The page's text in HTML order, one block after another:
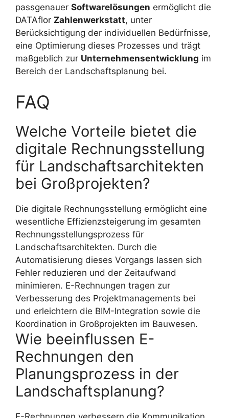
passgenauer Softwarelösungen ermöglicht die
DATAflor Zahlenwerkstatt, unter
Berücksichtigung der individuellen Bedürfnisse,
eine Optimierung dieses Prozesses und trägt
maßgeblich zur Unternehmensentwicklung im
Bereich der Landschaftsplanung bei.
FAQ
Welche Vorteile bietet die
digitale Rechnungsstellung
für Landschaftsarchitekten
bei Großprojekten?
Die digitale Rechnungsstellung ermöglicht eine
wesentliche Effizienzsteigerung im gesamten
Rechnungsstellungsprozess für
Landschaftsarchitekten. Durch die
Automatisierung dieses Vorgangs lassen sich
Fehler reduzieren und der Zeitaufwand
minimieren. E-Rechnungen tragen zur
Verbesserung des Projektmanagements bei
und erleichtern die BIM-Integration sowie die
Koordination in Großprojekten im Bauwesen.
Wie beeinflussen E-
Rechnungen den
Planungsprozess in der
Landschaftsplanung?